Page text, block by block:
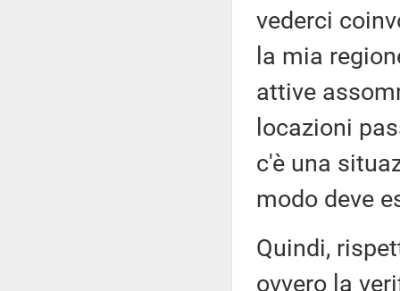
vederci
la mia
attive
locazioni
c'è una
modo deve
Quindi,
ovvero la